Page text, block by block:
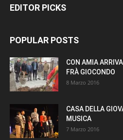
EDITOR PICKS
POPULAR POSTS
CON AMIA
FRÀ GIOCONDO
8 Marzo 2016
CASA DELLA
MUSICA
7 Marzo 2016